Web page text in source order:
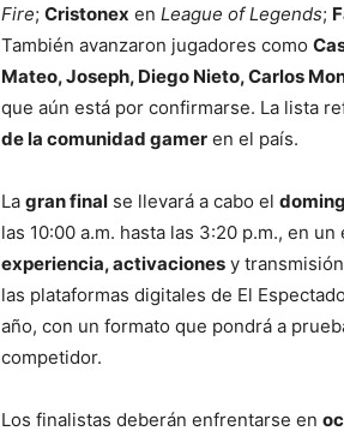
Fire; Cristonex en League of Legends;
También avanzaron jugadores como
Mateo, Joseph, Diego Nieto, Carlos
que aún está por confirmarse. La lista
de la comunidad gamer en el país.
La gran final se llevará a cabo el
las 10:00 a.m. hasta las 3:20 p.m., en
experiencia, activaciones y
las plataformas digitales de El
año, con un formato que pondrá a
competidor.
Los finalistas deberán enfrentarse en